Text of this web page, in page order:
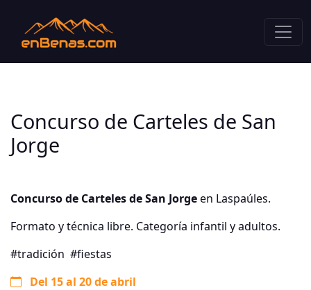
Concurso de Carteles de San
Jorge
Concurso de Carteles de San Jorgeen Laspaúles.
Formato y técnica libre. Categoría infantil y adultos.
#tradición #fiestas
Del 15 al 20 de abril